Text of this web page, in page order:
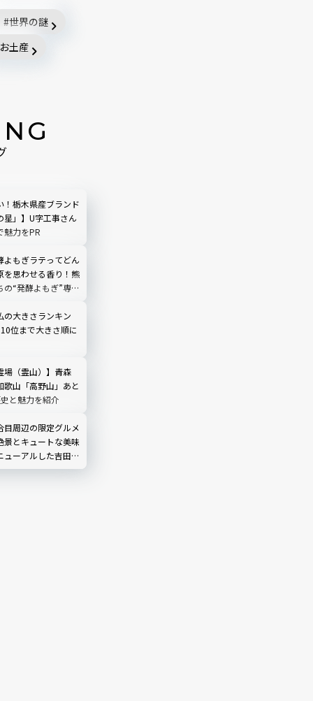
世界の謎
お土産
！栃木県産ブランド
星」】U字工事さん
魅力をPR
よもぎラテってどん
を思わせる香り！熊
の“発酵よもぎ”専門
にオープン！人気
の大きさランキン
位まで大きさ順に
場（霊山）】青森
歌山「高野山」あと
と魅力を紹介
目周辺の限定グルメ
景とキュートな美味
ューアルした吉田ル
茶屋」にも寄ってみ